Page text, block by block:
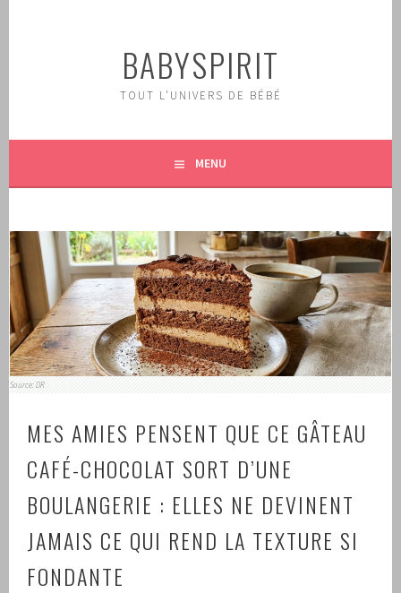
BABYSPIRIT
TOUT L'UNIVERS DE BÉBÉ
MENU
Source: DR
MES AMIES PENSENT QUE CE GÂTEAU
CAFÉ-CHOCOLAT SORT D’UNE
BOULANGERIE : ELLES NE DEVINENT
JAMAIS CE QUI REND LA TEXTURE SI
FONDANTE